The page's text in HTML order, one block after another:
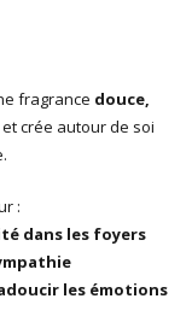
fragrance douce,
crée autour de soi
:
dans les foyers
les émotions